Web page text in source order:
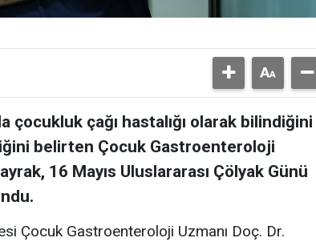
çocukluk çağı hastalığı olarak bilindiğini
belirten Çocuk Gastroenteroloji
16 Mayıs Uluslararası Çölyak Günü
Çocuk Gastroenteroloji Uzmanı Doç. Dr.